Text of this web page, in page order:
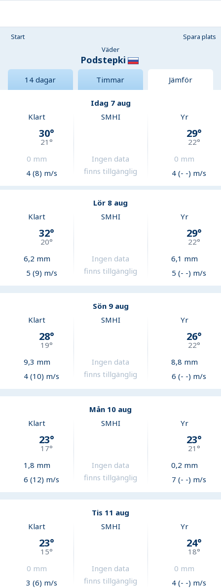
Start
Spara plats
Väder
Podstepki
14 dagar Timmar Jämför
Idag 7 aug
Klart
30°
21°
0 mm
4 (8) m/s
SMHI
Ingen data
finns tillgänglig
Yr
29°
22°
0 mm
4 (- -) m/s
Lör 8 aug
Klart
32°
20°
6,2 mm
5 (9) m/s
SMHI
Ingen data
finns tillgänglig
Yr
29°
22°
6,1 mm
5 (- -) m/s
Sön 9 aug
Klart
28°
19°
9,3 mm
4 (10) m/s
SMHI
Ingen data
finns tillgänglig
Yr
26°
22°
8,8 mm
6 (- -) m/s
Mån 10 aug
Klart
23°
17°
1,8 mm
6 (12) m/s
SMHI
Ingen data
finns tillgänglig
Yr
23°
21°
0,2 mm
7 (- -) m/s
Tis 11 aug
Klart
23°
15°
0 mm
3 (6) m/s
SMHI
Ingen data
finns tillgänglig
Yr
24°
18°
0 mm
4 (- -) m/s